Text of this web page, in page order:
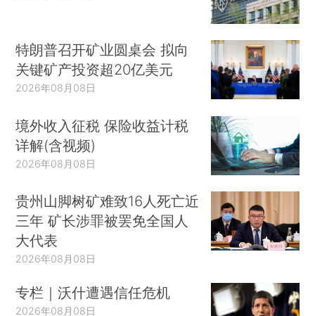
特朗普召开矿业圆桌会 拟向
关键矿产投资超20亿美元
2026年08月08日
境外收入征税 保险收益计税
详解(含视频)
2026年08月08日
贵州山脚树矿难致16人死亡近
三年 矿长涉罪被罢免全国人
大代表
2026年08月08日
专栏｜沃什遭遇信任危机
2026年08月08日